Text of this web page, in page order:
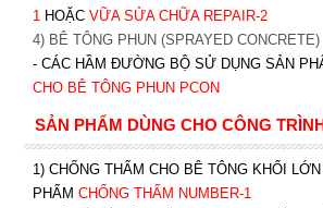
1 HOẶC VỮA SỬA CHỮA REPAIR-2
4) BÊ TÔNG PHUN (SPRAYED CONCRETE)
- CÁC HẦM ĐƯỜNG BỘ SỬ DỤNG SẢN
CHO BÊ TÔNG PHUN PCON
SẢN PHẨM DÙNG CHO CÔNG
1) CHỐNG THẤM CHO BÊ TÔNG KHỐI
PHẨM CHỐNG THẤM NUMBER-1